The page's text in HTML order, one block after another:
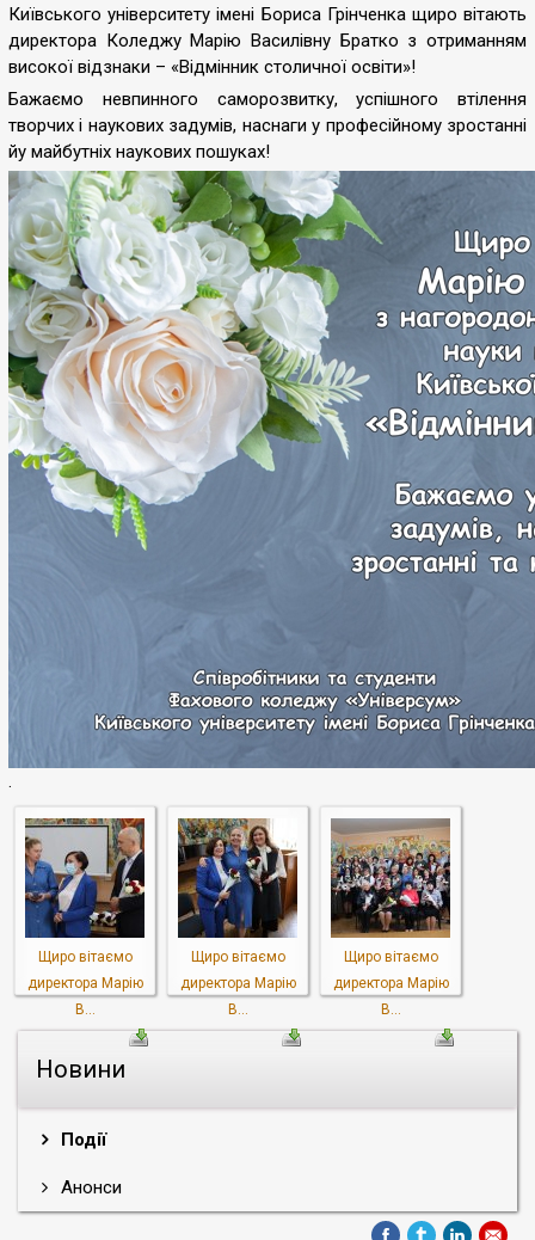
Новини
Події
Анонси
Київського університету імені Бориса Грінченка щиро вітають
директора Коледжу Марію Василівну Братко з отриманням
високої відзнаки – «Відмінник столичної освіти»!
Бажаємо невпинного саморозвитку, успішного втілення
творчих і наукових задумів, наснаги у професійному зростанні
йу майбутніх наукових пошуках!
.
Щиро вітаємо
директора Марію
В...
Щиро вітаємо
директора Марію
В...
Щиро вітаємо
директора Марію
В...